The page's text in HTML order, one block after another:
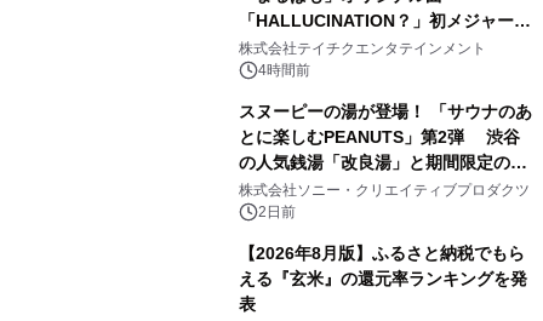
「HALLUCINATION？」初メジャー配
信リリース決定！
株式会社テイチクエンタテインメント
4時間前
スヌーピーの湯が登場！ 「サウナのあ
とに楽しむPEANUTS」第2弾 渋谷
の人気銭湯「改良湯」と期間限定のコ
ラボレーション サウナイキタイコラ
ボグッズも発売決定！
株式会社ソニー・クリエイティブプロダクツ
2日前
【2026年8月版】ふるさと納税でもら
える『玄米』の還元率ランキングを発
表